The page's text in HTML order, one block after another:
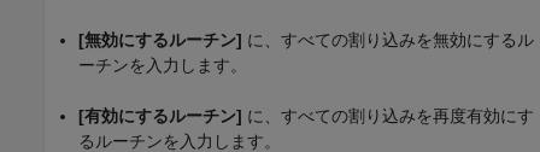
[無効にするルーチン] に、すべての割り込みを無効にするル
ーチンを入力します。
[有効にするルーチン] に、すべての割り込みを再度有効にす
るルーチンを入力します。